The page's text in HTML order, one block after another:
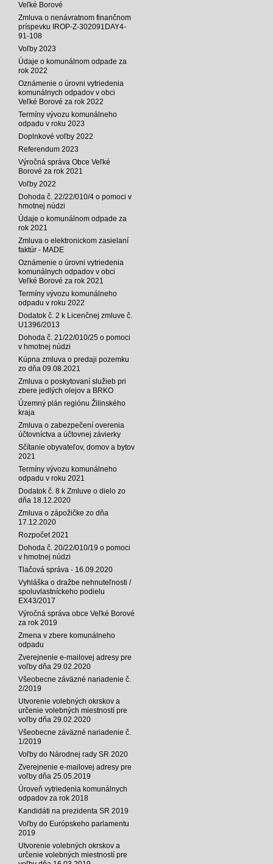
Veľké Borové
Zmluva o nenávratnom finančnom
príspevku IROP-Z-302091DAY4-
91-108
Voľby 2023
Údaje o komunálnom odpade za
rok 2022
Oznámenie o úrovni vytriedenia
komunálnych odpadov v obci
Veľké Borové za rok 2022
Termíny vývozu komunálneho
odpadu v roku 2023
Doplnkové voľby 2022
Referendum 2023
Výročná správa Obce Veľké
Borové za rok 2021
Voľby 2022
Dohoda č. 22/22/010/4 o pomoci v
hmotnej núdzi
Údaje o komunálnom odpade za
rok 2021
Zmluva o elektronickom zasielaní
faktúr - MADE
Oznámenie o úrovni vytriedenia
komunálnych odpadov v obci
Veľké Borové za rok 2021
Termíny vývozu komunálneho
odpadu v roku 2022
Dodatok č. 2 k Licenčnej zmluve č.
U1396/2013
Dohoda č. 21/22/010/25 o pomoci
v hmotnej núdzi
Kúpna zmluva o predaji pozemku
zo dňa 09.08.2021
Zmluva o poskytovaní služieb pri
zbere jedlých olejov a BRKO
Územný plán regiónu Žilinského
kraja
Zmluva o zabezpečení overenia
účtovníctva a účtovnej závierky
Sčítanie obyvateľov, domov a bytov
2021
Termíny vývozu komunálneho
odpadu v roku 2021
Dodatok č. 8 k Zmluve o dielo zo
dňa 18.12.2020
Zmluva o zápožičke zo dňa
17.12.2020
Rozpočet 2021
Dohoda č. 20/22/010/19 o pomoci
v hmotnej núdzi
Tlačová správa - 16.09.2020
Vyhláška o dražbe nehnuteľnosti /
spoluvlastníckeho podielu
EX43/2017
Výročná správa obce Veľké Borové
za rok 2019
Zmena v zbere komunálneho
odpadu
Zverejnenie e-mailovej adresy pre
voľby dňa 29.02.2020
Všeobecne záväzné nariadenie č.
2/2019
Utvorenie volebných okrskov a
určenie volebných miestností pre
voľby dňa 29.02.2020
Všeobecne záväzné nariadenie č.
1/2019
Voľby do Národnej rady SR 2020
Zverejnenie e-mailovej adresy pre
voľby dňa 25.05.2019
Úroveň vytriedenia komunálnych
odpadov za rok 2018
Kandidáti na prezidenta SR 2019
Voľby do Európskeho parlamentu
2019
Utvorenie volebných okrskov a
určenie volebných miestností pre